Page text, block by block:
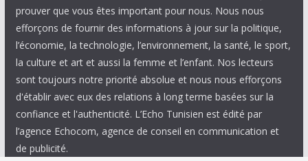
prouver que vous êtes important pour nous. Nous nous
efforçons de fournir des informations à jour sur la politique,
l’économie, la technologie, l’environnement, la santé, le sport,
la culture et art et aussi la femme et l’enfant. Nos lecteurs
sont toujours notre priorité absolue et nous nous efforçons
d'établir avec eux des relations à long terme basées sur la
confiance et l'authenticité. L’Echo Tunisien est édité par
l’agence Echocom, agence de conseil en communication et
de publicité.